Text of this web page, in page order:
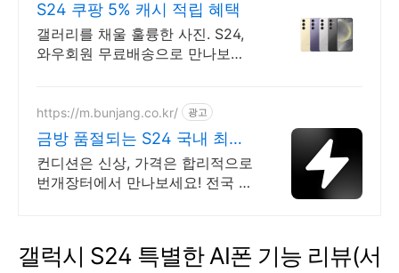
S24 쿠팡 5% 캐시 적립 혜택
갤러리를 채울 훌륭한 사진. S24,
와우회원 무료배송으로 만나보세
만나보세요.
https://m.bunjang.co.kr/ 광고
금방 품절되는 S24 국내 최대
브랜드 중고거래
컨디션은 신상, 가격은 합리적으로
번개장터에서 만나보세요! 전국 각
갤럭시 S24 특별한 AI폰 기능 리뷰(서